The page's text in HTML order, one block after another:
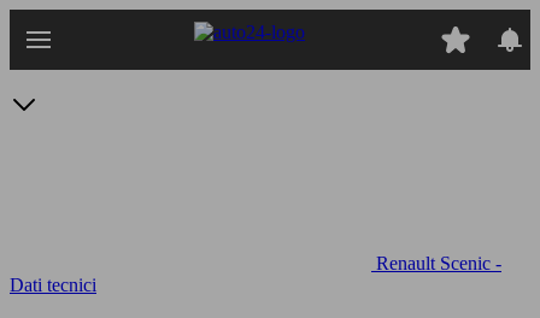
Renault Scenic -
Dati tecnici